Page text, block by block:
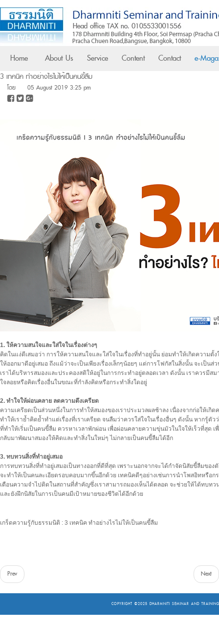
Home About Us Service Content Contact e-
3 เทคนิค ทำอย่างไรไม่ให้เป็นคนขี้ลืม
โดย 05 August 2019 3:25 pm
1. ให้ความสนใจและใส่ใจในเรื่องต่างๆ
คิดในแง่ดีเสมอว่า การให้ความสนใจและใส่ใจในเรื่องที่ทำอยู่นั้น ย่อมทำให้เกิดความตั้
ให้ออกมาดีอยู่เสมอ ถึงแม้ว่าจะเป็นเพียงเรื่องเล็กๆน้อยๆ แต่การโฟกัสในสิ่งนั้น จะเป็นส่
เราได้บริหารสมองและประคองสติให้อยู่ในการกระทำอยู่ตลอดเวลา ดังนั้น เราควรมีส
ใจลอยหรือคิดเรื่องอื่นในขณะที่กำลังคิดหรือกระทำสิ่งใดอยู่
2. ทำใจให้ผ่อนคลาย ลดความตึงเครียด
ความเครียดเป็นส่วนหนึ่งในการทำให้สมองของเราประมวลผลช้าลง เนื่องจากก่อให้เกิด
ทำให้เราย้ำคิดย้ำทำแต่เรื่องที่เราเครียด จนลืมว่าควรใส่ใจในเรื่องอื่นๆ ดังนั้น หากรู้ตั
ที่ทำให้เริ่มเป็นคนขี้ลืม ควรหาเวลาพักผ่อน เพื่อผ่อนคลายความขุ่นมัวในใจให้เร็วที่สุด เ
กลับมาพัฒนาสมองให้คิดและทำสิ่งในใหม่ๆ ไม่กลายเป็นคนขี้ลืมได้อีก
3. ทบทวนสิ่งที่ทำอยู่เสมอ
การทบทวนสิ่งที่ทำอยู่เสมอเป็นทางออกที่ดีที่สุด เพราะนอกจากจะได้กำจัดนิสัยขี้ลืมของตั
จะทำให้เป็นคนละเอียดรอบคอบมากขึ้นอีกด้วย เทคนิคดีๆอย่างเช่นการนำโพสอิทหรือก
เตือนความจำไปติดในสถานที่สำคัญซึ่งเราสามารถมองเห็นได้ตลอด จะช่วยให้ได้ทบทว
และยังฝึกนิสัยในการเป็นคนมีเป้าหมายของชีวิตได้อีกด้วย
เกร็ดความรู้กับธรรมนิติ : 3 เทคนิค ทำอย่างไรไม่ให้เป็นคนขี้ลืม
Prev Next
COPYRIGHT ©2025 DHARMNITI SEMINAR AND